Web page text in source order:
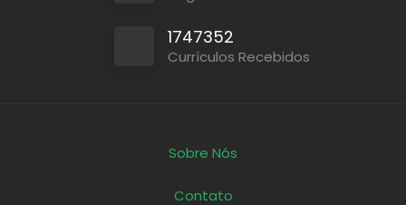
1747352
Currículos Recebidos
Sobre Nós
Contato